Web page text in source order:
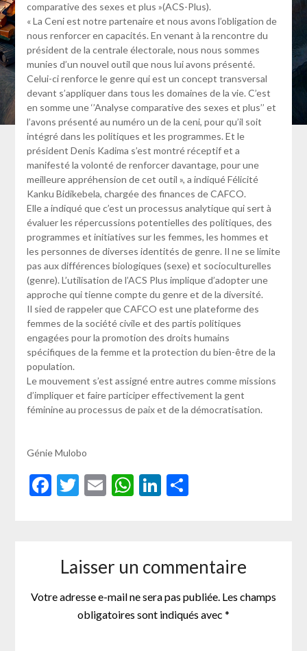
comparative des sexes et plus »(ACS-Plus).
« La Ceni est notre partenaire et nous avons l’obligation de
nous renforcer en capacités. En venant à la rencontre du
président de la centrale électorale, nous nous sommes
munies d’un nouvel outil que nous lui avons présenté.
Celui-ci renforce le genre qui est un concept transversal
devant s’appliquer dans tous les domaines de la vie. C’est
en somme une ‘’Analyse comparative des sexes et plus’’ et
l’avons présenté au numéro un de la ceni, pour qu’il soit
intégré dans les politiques et les programmes. Et le
président Denis Kadima s’est montré réceptif et a
manifesté la volonté de renforcer davantage, pour une
meilleure appréhension de cet outil », a indiqué Félicité
Kanku Bidikebela, chargée des finances de CAFCO.
Elle a indiqué que c’est un processus analytique qui sert à
évaluer les répercussions potentielles des politiques, des
programmes et initiatives sur les femmes, les hommes et
les personnes de diverses identités de genre. Il ne se limite
pas aux différences biologiques (sexe) et socioculturelles
(genre). L’utilisation de l’ACS Plus implique d’adopter une
approche qui tienne compte du genre et de la diversité.
Il sied de rappeler que CAFCO est une plateforme des
femmes de la société civile et des partis politiques
engagées pour la promotion des droits humains
spécifiques de la femme et la protection du bien-être de la
population.
Le mouvement s’est assigné entre autres comme missions
d’impliquer et faire participer effectivement la gent
féminine au processus de paix et de la démocratisation.
Génie Mulobo
Facebook
Twitter
EmailWhatsApp
LinkedIn
Partager
Laisser un commentaire
Votre adresse e-mail ne sera pas publiée. Les champs
obligatoires sont indiqués avec *